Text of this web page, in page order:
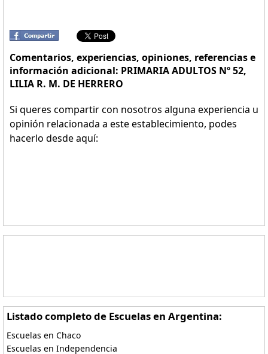
Comentarios, experiencias, opiniones, referencias e
información adicional: PRIMARIA ADULTOS Nº 52,
LILIA R. M. DE HERRERO
Si queres compartir con nosotros alguna experiencia u
opinión relacionada a este establecimiento, podes
hacerlo desde aquí:
Listado completo de Escuelas en Argentina:
Escuelas en Chaco
Escuelas en Independencia